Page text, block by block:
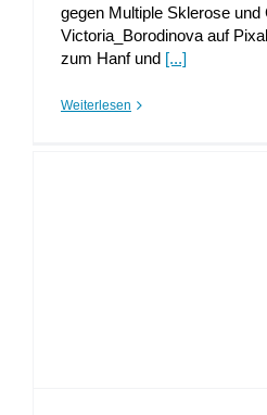
gegen Multiple Sklerose und
Victoria_Borodinova auf
zum Hanf und [...]
Weiterlesen